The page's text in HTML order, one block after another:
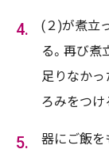
(２)が煮立
る。再び煮
足りなかっ
ろみをつけ
器にご飯を